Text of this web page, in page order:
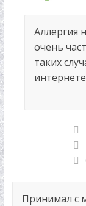
Аллергия
очень
таких
Принимал с